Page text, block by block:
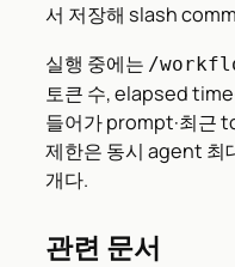
서 저장해 slash
실행 중에는 /
토큰 수, elapsed
들어가 prompt·최근
제한은 동시 agent 최
개다.
관련 문서